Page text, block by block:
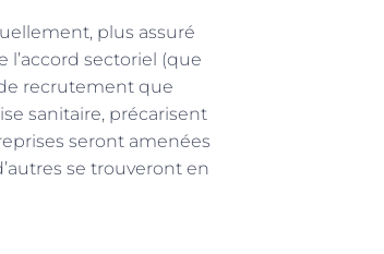
plus assuré
sectoriel (que
recrutement que
sanitaire, précarisent
seront amenées
se trouveront en